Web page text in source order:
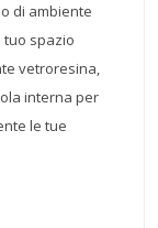
di ambiente
spazio
vetroresina,
interna per
le tue